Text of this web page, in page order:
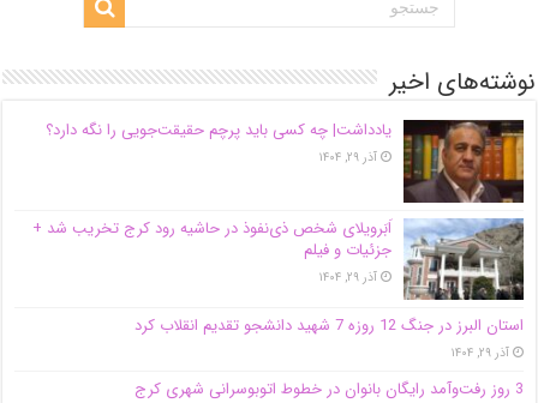
نوشته‌های اخیر
یادداشت| ‌چه کسی باید پرچم حقیقت‌جویی را نگه دارد؟
آذر ۲۹, ۱۴۰۴
اَبَر‌ویلای شخص ذی‌نفوذ در حاشیه‌ رود کرج تخریب شد +
جزئیات و فیلم
آذر ۲۹, ۱۴۰۴
استان البرز در جنگ 12 روزه 7 شهید دانشجو تقدیم انقلاب کرد
آذر ۲۹, ۱۴۰۴
3 روز رفت‌وآمد رایگان بانوان در خطوط اتوبوسرانی شهری کرج